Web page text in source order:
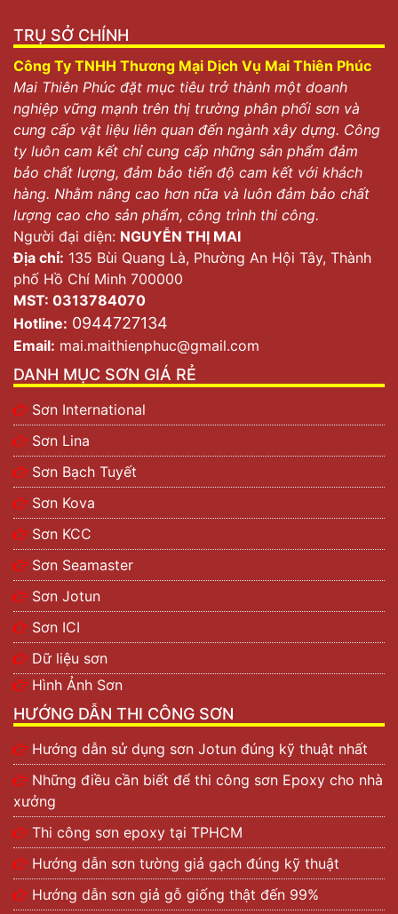
TRỤ SỞ CHÍNH
Công Ty TNHH Thương Mại Dịch Vụ Mai Thiên Phúc
Mai Thiên Phúc đặt mục tiêu trở thành một doanh
nghiệp vững mạnh trên thị trường phân phối sơn và
cung cấp vật liệu liên quan đến ngành xây dựng. Công
ty luôn cam kết chỉ cung cấp những sản phẩm đảm
bảo chất lượng, đảm bảo tiến độ cam kết với khách
hàng. Nhằm nâng cao hơn nữa và luôn đảm bảo chất
lượng cao cho sản phẩm, công trình thi công.
Người đại diện: NGUYỄN THỊ MAI
Địa chỉ: 135 Bùi Quang Là, Phường An Hội Tây, Thành
phố Hồ Chí Minh 700000
MST: 0313784070
Hotline: 0944727134
Email: mai.maithienphuc@gmail.com
DANH MỤC SƠN GIÁ RẺ
Sơn International
Sơn Lina
Sơn Bạch Tuyết
Sơn Kova
Sơn KCC
Sơn Seamaster
Sơn Jotun
Sơn ICI
Dữ liệu sơn
Hình Ảnh Sơn
HƯỚNG DẪN THI CÔNG SƠN
Hướng dẫn sử dụng sơn Jotun đúng kỹ thuật nhất
Những điều cần biết để thi công sơn Epoxy cho nhà
xưởng
Thi công sơn epoxy tại TPHCM
Hướng dẫn sơn tường giả gạch đúng kỹ thuật
Hướng dẫn sơn giả gỗ giống thật đến 99%